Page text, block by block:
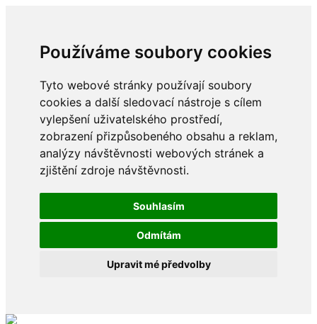
Používáme soubory cookies
Tyto webové stránky používají soubory
cookies a další sledovací nástroje s cílem
vylepšení uživatelského prostředí,
zobrazení přizpůsobeného obsahu a reklam,
analýzy návštěvnosti webových stránek a
zjištění zdroje návštěvnosti.
Souhlasím
Odmítám
Upravit mé předvolby